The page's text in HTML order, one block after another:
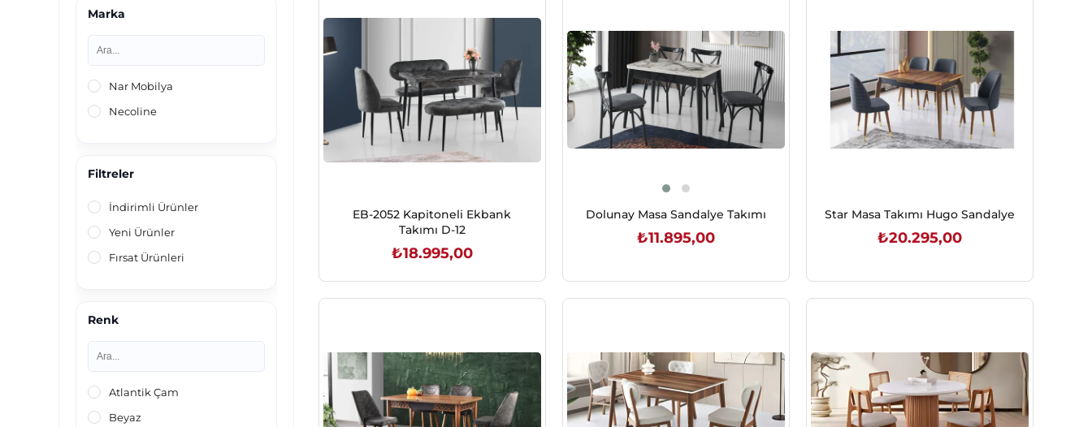
Marka
Nar Mobilya
Necoline
Filtreler
İndirimli Ürünler
Yeni Ürünler
Fırsat Ürünleri
Renk
Atlantik Çam
Beyaz
EB-2052 Kapitoneli Ekbank
Takımı D-12
₺18.995,00
Dolunay Masa Sandalye Takımı
₺11.895,00
Star Masa Takımı Hugo Sandalye
₺20.295,00